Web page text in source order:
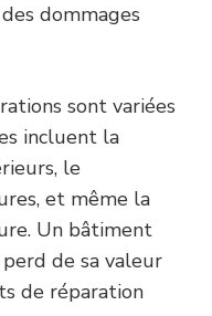
dommages
sont variées
incluent la
le
et même la
Un bâtiment
de sa valeur
de réparation